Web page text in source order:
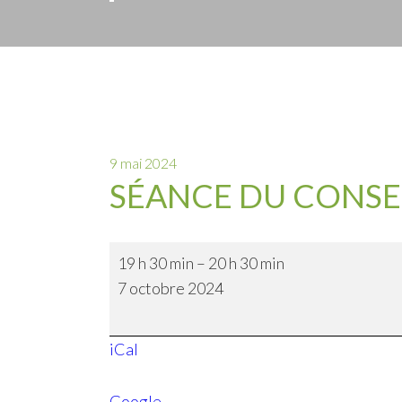
9 mai 2024
SÉANCE DU
du
Conseil
19 h 30 min – 20 h 30 min
7 octobre 2024
iCal